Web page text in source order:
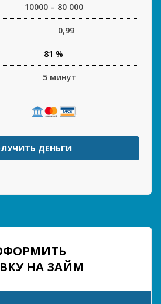
10000 – 80 000
0,99
81 %
5 минут
ДЕНЬГИ
НА ЗАЙМ